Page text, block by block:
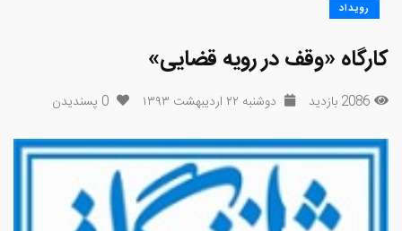
رویداد
کارگاه «وقف در رویه قضایی»
2086 بازدید دوشنبه ۲۲ اردیبهشت ۱۳۹۳ 0 پسندیدن